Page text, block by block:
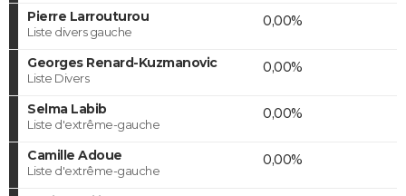
Pierre Larrouturou
Liste divers gauche
0,00%
Georges Renard-Kuzmanovic
Liste Divers
0,00%
Selma Labib
Liste d'extrême-gauche
0,00%
Camille Adoue
Liste d'extrême-gauche
0,00%